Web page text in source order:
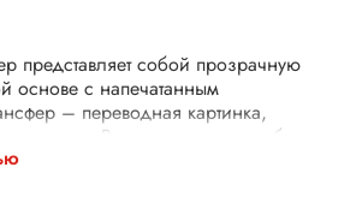
представляет собой прозрачную
основе с напечатанным
– переводная картинка,
помощью Ваше изделие приобретет
Трансферной бумагой